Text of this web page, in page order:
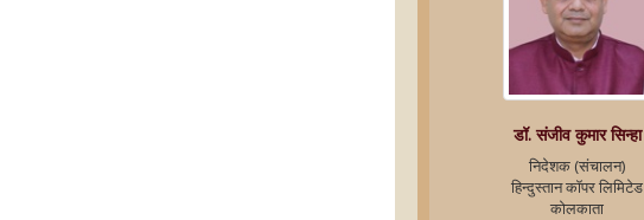
डॉ. संजीव कुमार सिन्हा
निदेशक (संचालन)
हिन्‍दुस्‍तान कॉपर लिमिटेड
कोलकाता